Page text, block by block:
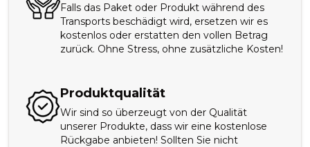
Falls das Paket oder Produkt während des
Transports beschädigt wird, ersetzen wir es
kostenlos oder erstatten den vollen Betrag
zurück. Ohne Stress, ohne zusätzliche Kosten!
Produktqualität
Wir sind so überzeugt von der Qualität
unserer Produkte, dass wir eine kostenlose
Rückgabe anbieten! Sollten Sie nicht